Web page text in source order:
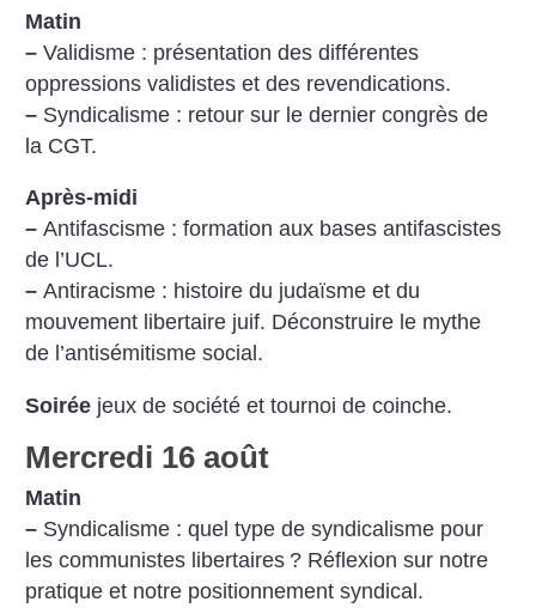
Matin
– Validisme : présentation des différentes
oppressions validistes et des revendications.
– Syndicalisme : retour sur le dernier congrès de
la CGT.
Après-midi
– Antifascisme : formation aux bases antifascistes
de l’UCL.
– Antiracisme : histoire du judaïsme et du
mouvement libertaire juif. Déconstruire le mythe
de l’antisémitisme social.
Soirée jeux de société et tournoi de coinche.
Mercredi 16 août
Matin
– Syndicalisme : quel type de syndicalisme pour
les communistes libertaires ? Réflexion sur notre
pratique et notre positionnement syndical.